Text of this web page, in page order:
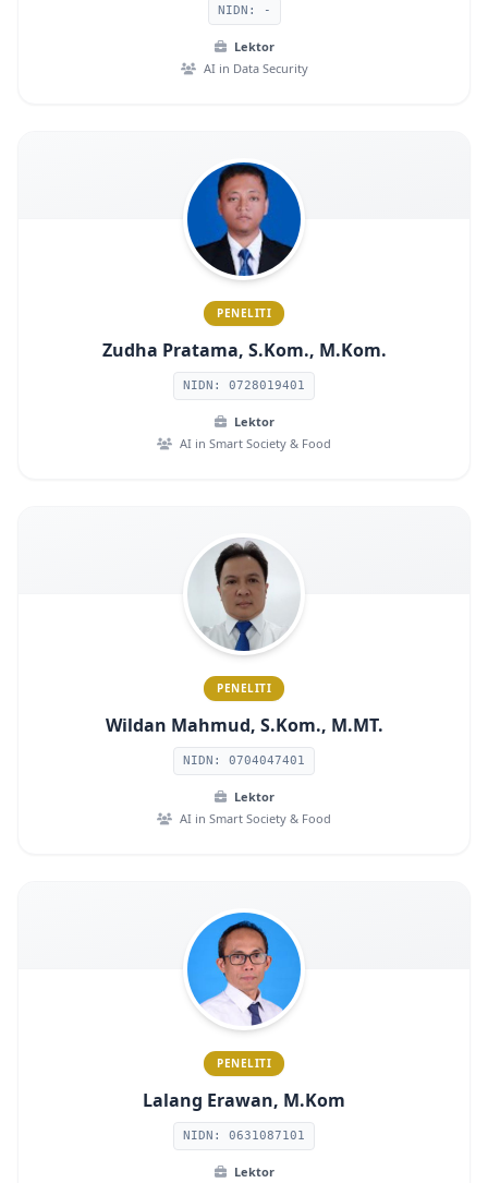
NIDN: -
Lektor
AI in Data Security
PENELITI
Zudha Pratama, S.Kom., M.Kom.
NIDN: 0728019401
Lektor
AI in Smart Society & Food
PENELITI
Wildan Mahmud, S.Kom., M.MT.
NIDN: 0704047401
Lektor
AI in Smart Society & Food
PENELITI
Lalang Erawan, M.Kom
NIDN: 0631087101
Lektor